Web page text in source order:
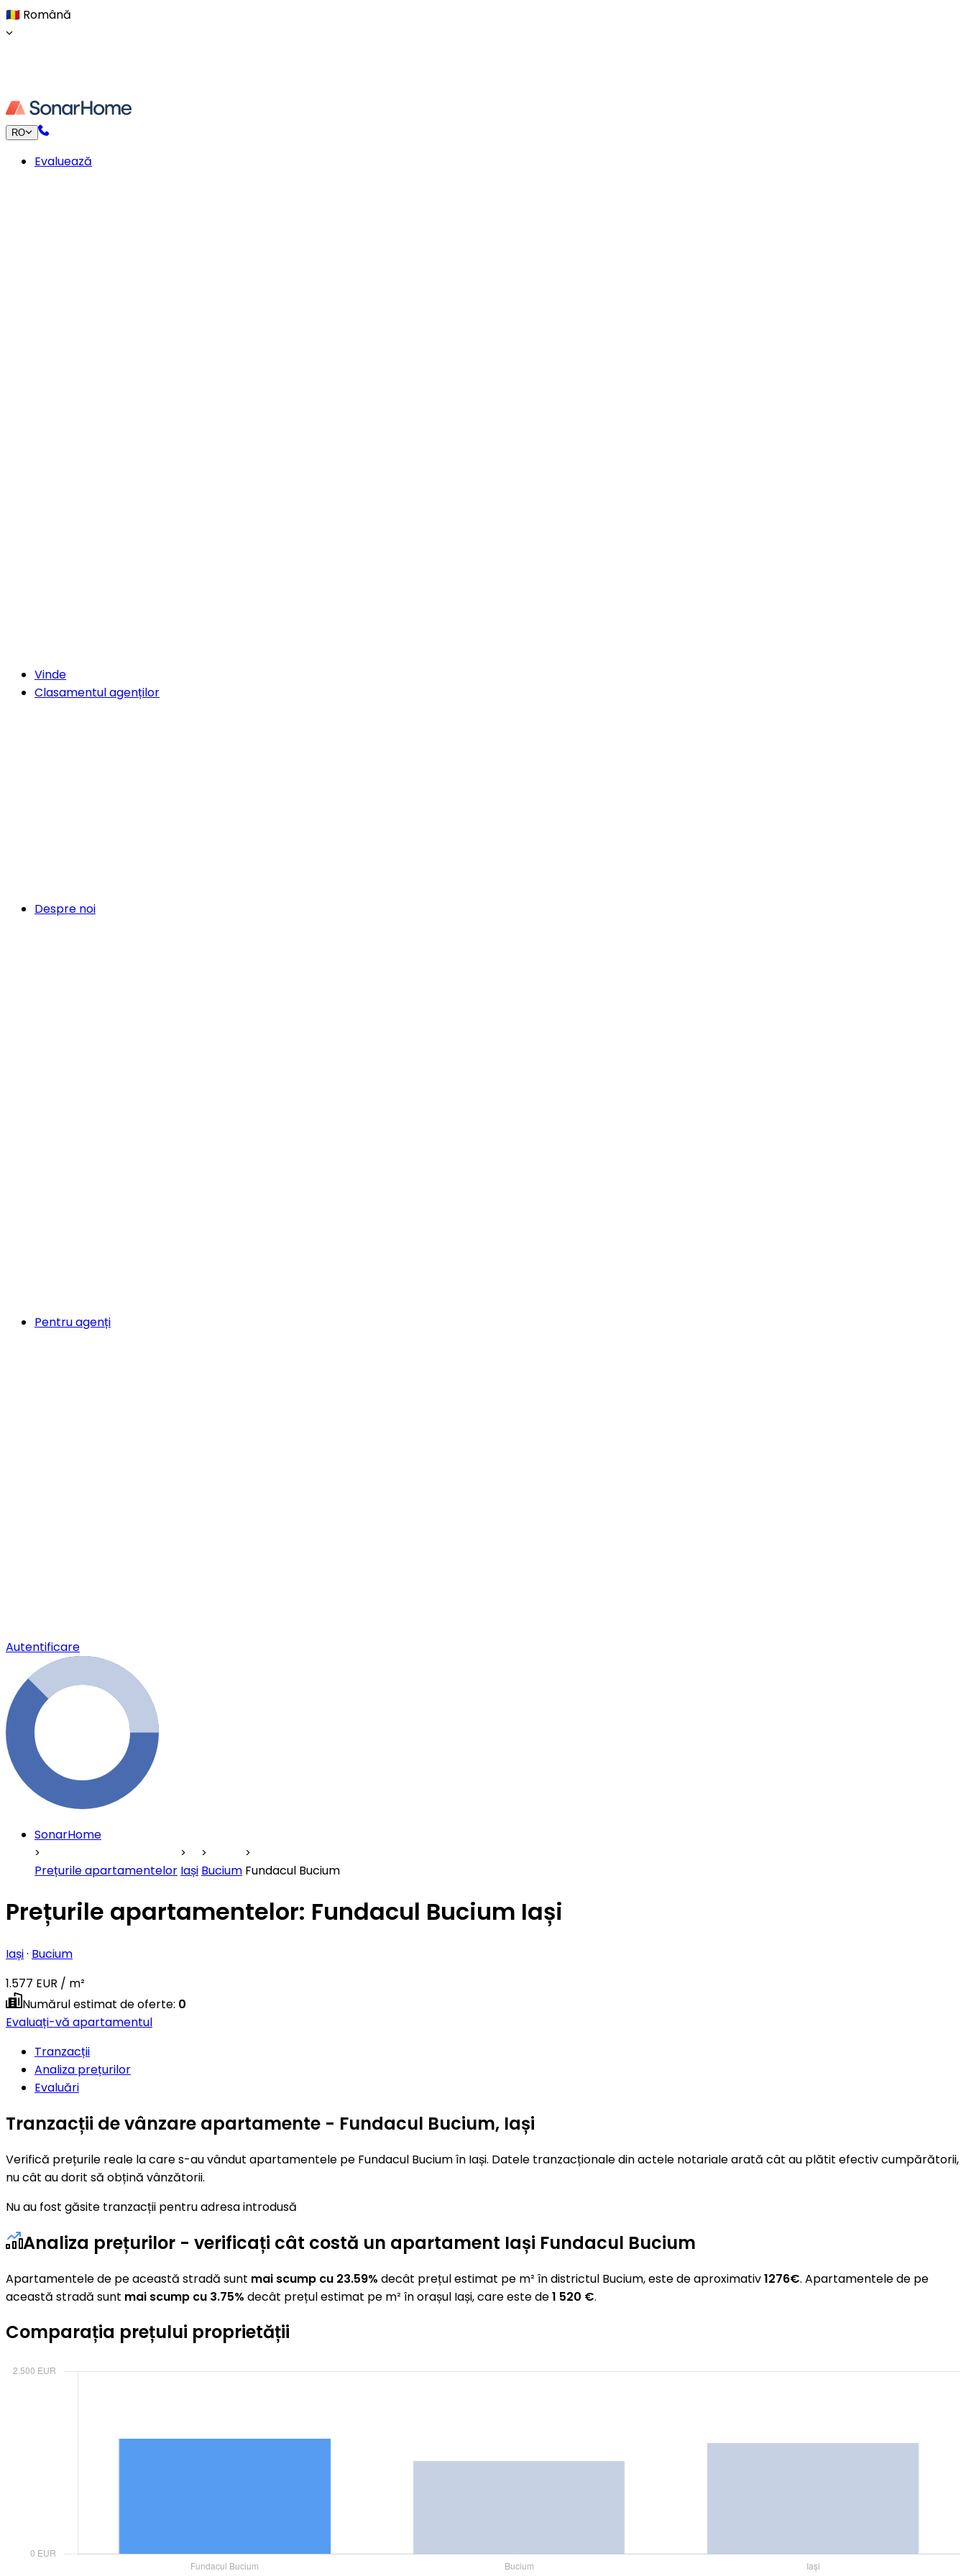
🇷🇴 Română
RO
Evaluează
Vinde
Clasamentul agenților
Despre noi
Pentru agenți
Autentificare
SonarHome
Prețurile apartamentelor Iași Bucium Fundacul Bucium
Prețurile apartamentelor: Fundacul Bucium Iași
Iași· Bucium
1.577 EUR / m²
Numărul estimat de oferte: 0
Evaluați-vă apartamentul
Tranzacții
Analiza prețurilor
Evaluări
Tranzacții de vânzare apartamente - Fundacul Bucium, Iași
Verifică prețurile reale la care s-au vândut apartamentele pe Fundacul Bucium în Iași. Datele tranzacționale din actele notariale arată cât au plătit efectiv cumpărătorii,
nu cât au dorit să obțină vânzătorii.
Nu au fost găsite tranzacții pentru adresa introdusă
Analiza prețurilor - verificați cât costă un apartament Iași Fundacul Bucium
Apartamentele de pe această stradă sunt mai scump cu 23.59% decât prețul estimat pe m² în districtul Bucium, este de aproximativ1276€. Apartamentele de pe
această stradă sunt mai scump cu 3.75% decât prețul estimat pe m² în orașul Iași, care este de1 520 €.
Comparația prețului proprietății